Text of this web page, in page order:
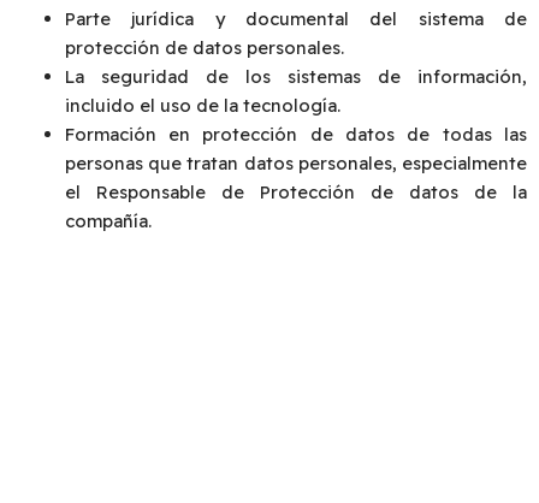
Parte jurídica y documental del sistema de
protección de datos personales.
La seguridad de los sistemas de información,
incluido el uso de la tecnología.
Formación en protección de datos de todas las
personas que tratan datos personales, especialmente
el Responsable de Protección de datos de la
compañía.